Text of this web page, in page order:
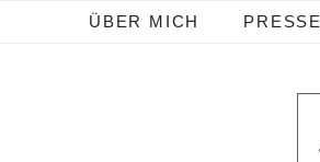
ÜBER MICH PRESSE